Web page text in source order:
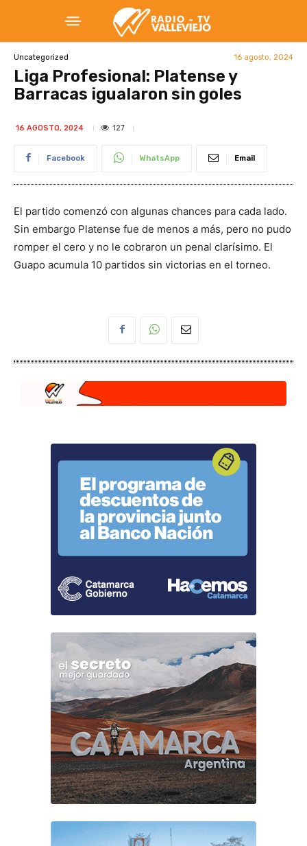
Uncategorized 16 agosto, 2024
Liga Profesional: Platense y
Barracas igualaron sin goles
16 AGOSTO, 2024 127
Facebook WhatsApp Email
El partido comenzó con algunas chances para cada lado.
Sin embargo Platense fue de menos a más, pero no pudo
romper el cero y no le cobraron un penal clarísimo. El
Guapo acumula 10 partidos sin victorias en el torneo.